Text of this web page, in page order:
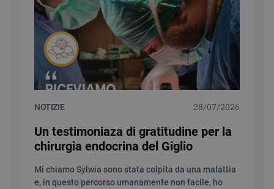
NOTIZIE 28/07/2026
Un testimoniaza di gratitudine per la
chirurgia endocrina del Giglio
Mi chiamo Sylwia sono stata colpita da una malattia
e, in questo percorso umanamente non facile, ho